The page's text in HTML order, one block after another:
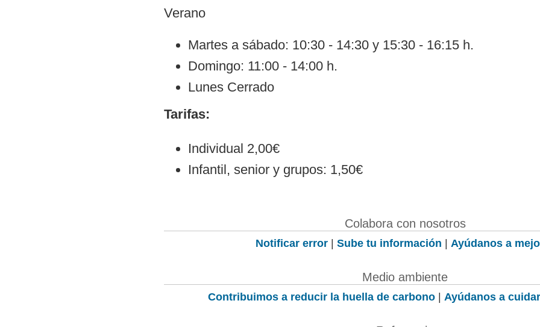
Verano
Martes a sábado: 10:30 - 14:30 y 15:30 - 16:15 h.
Domingo: 11:00 - 14:00 h.
Lunes Cerrado
Tarifas:
Individual 2,00€
Infantil, senior y grupos: 1,50€
Colabora con nosotros
Notificar error | Sube tu información | Ayúdanos a
Medio ambiente
Contribuimos a reducir la huella de carbono | Ayúdanos a